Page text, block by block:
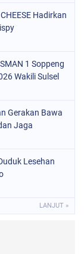
(157)
(1148)
Hadirkan
1 Soppeng
Wakili Sulsel
Gerakan Bawa
Jaga
Lesehan
LANJUT »